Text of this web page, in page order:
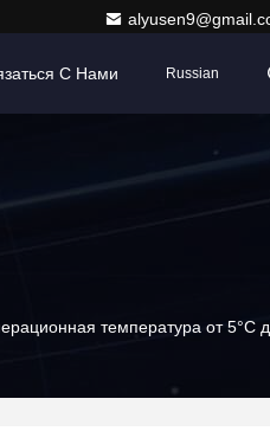
С Нами Russian
температура от 5°C